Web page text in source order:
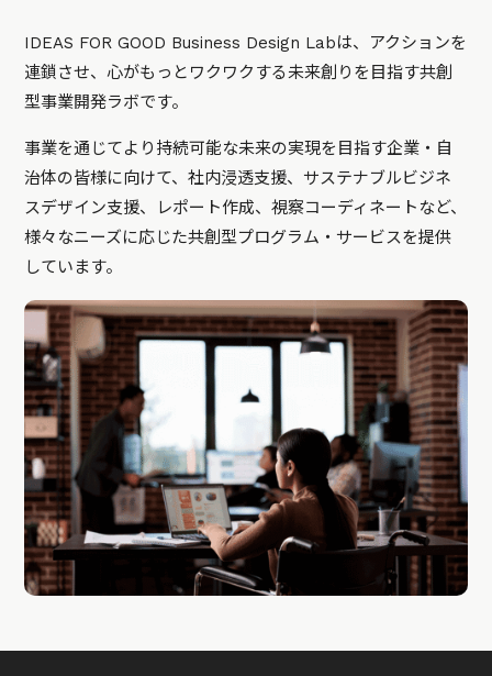
IDEAS FOR GOOD Business Design Labは、アクションを
連鎖させ、心がもっとワクワクする未来創りを目指す共創
型事業開発ラボです。
事業を通じてより持続可能な未来の実現を目指す企業・自
治体の皆様に向けて、社内浸透支援、サステナブルビジネ
スデザイン支援、レポート作成、視察コーディネートなど、
様々なニーズに応じた共創型プログラム・サービスを提供
しています。